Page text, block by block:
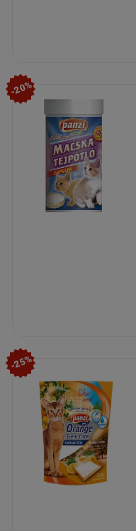
-20%
-25%